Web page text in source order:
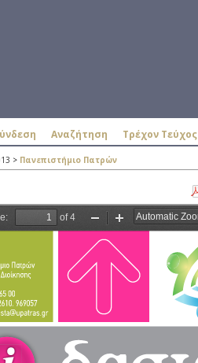
Αναζήτηση Τρέχον Τεύχος
> Πανεπιστήμιο Πατρών